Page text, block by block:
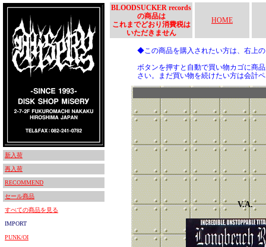
新入荷
再入荷
RECOMMEND
セール商品
すべての商品を見る
IMPORT
PUNK/OI
BLOODSUCKER records
の商品は
これまでどおり消費税は
いただきません
HOME
◆この商品を購入されたい方は、右上
ボタンを押すと自動で買い物カゴに商
さい。まだ買い物を続けたい方は会計
V.A.